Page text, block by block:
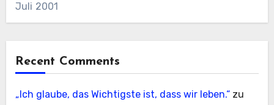
Juli 2001
Recent Comments
„Ich glaube, das Wichtigste ist, dass wir leben.“zu